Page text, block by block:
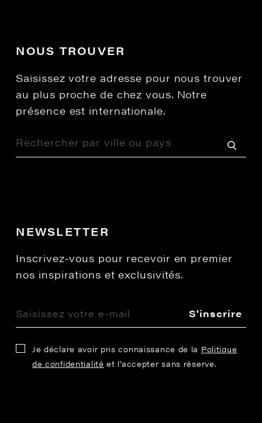
NOUS TROUVER
Saisissez votre adresse pour nous trouver
au plus proche de chez vous. Notre
présence est internationale.
NEWSLETTER
Inscrivez-vous pour recevoir en premier
nos inspirations et exclusivités.
S'inscrire
Je déclare avoir pris connaissance de la Politique
de confidentialité et l’accepter sans réserve.